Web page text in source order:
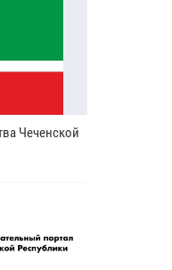
Чеченской